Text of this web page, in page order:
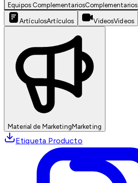
Equipos ComplementariosComplementarios
ArtículosArtículos VideosVideos
Material de MarketingMarketing
Etiqueta Producto